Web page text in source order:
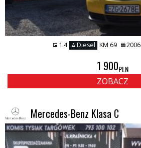
1.4 Diesel KM 69 2006
1 900PLN
ZOBACZ
Mercedes-Benz Klasa C